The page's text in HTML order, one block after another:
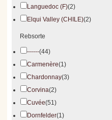
Languedoc (F)(2)
Elqui Valley (CHILE)(2)
Rebsorte
------(44)
Carmenère(1)
Chardonnay(3)
Corvina(2)
Cuvée(51)
Dornfelder(1)